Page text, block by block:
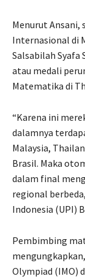
Menurut
Internasional di
Salsabilah Syafa
atau medali
Matematika di
“Karena ini
dalamnya
Malaysia,
Brasil. Maka
dalam final
regional
Indonesia (UPI)
Pembimbing
Olympiad (IMO)